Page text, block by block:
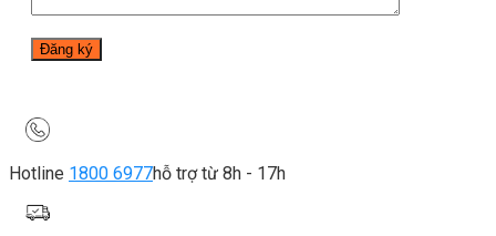
Hotline 1800 6977hỗ trợ từ 8h - 17h